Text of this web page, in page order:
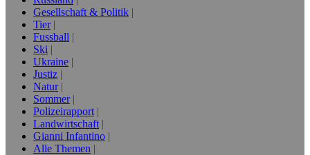
Gesellschaft & Politik
Tier
Fussball
Ski
Ukraine
Justiz
Natur
Sommer
Polizeirapport
Landwirtschaft
Gianni Infantino
Alle Themen